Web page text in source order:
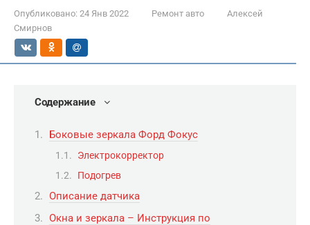
Опубликовано: 24 Янв 2022 Ремонт авто
Алексей
Смирнов
Содержание
Боковые зеркала Форд Фокус
Электрокорректор
Подогрев
Описание датчика
Окна и зеркала – Инструкция по